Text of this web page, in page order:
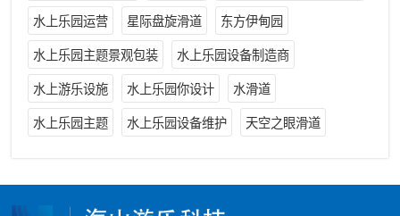
水上乐园运营 星际盘旋滑道 东方伊甸园
水上乐园主题景观包装 水上乐园设备制造商
水上游乐设施 水上乐园你设计 水滑道
水上乐园主题 水上乐园设备维护 天空之眼滑道